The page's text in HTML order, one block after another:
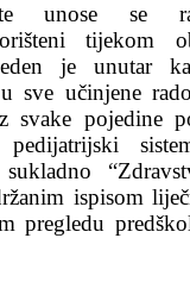
unose se
tijekom
je unutar
sve učinjene
pojedine
ispisom
pregledu